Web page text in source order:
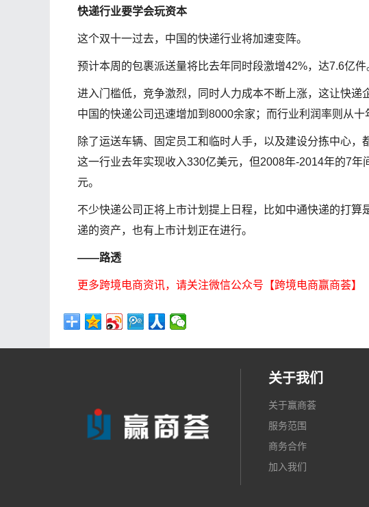
快递行业要学会玩资本
这个双十一过去，中国的快递行业将加速变阵。
预计本周的包裹派送量将比去年同时段激增42%，达7.6亿
进入门槛低，竞争激烈，同时人力成本不断上涨，这让快递
中国的快递公司迅速增加到8000余家；而行业利润率则从十
除了运送车辆、固定员工和临时人手，以及建设分拣中心，
这一行业去年实现收入330亿美元，但2008年-2014年的7
元。
不少快递公司正将上市计划提上日程，比如中通快递的打
递的资产，也有上市计划正在进行。
——路透
更多跨境电商资讯，请关注微信公众号【跨境电商赢商荟】
关于我们
关于赢商荟
服务范围
商务合作
加入我们